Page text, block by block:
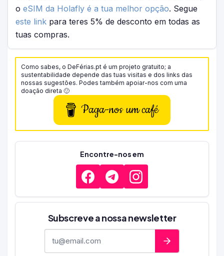
o eSIM da Holafly é a tua melhor opção. Segue
este link para teres 5% de desconto em todas as
tuas compras.
Como sabes, o DeFérias.pt é um projeto gratuito; a
sustentabilidade depende das tuas visitas e dos links das
nossas sugestões. Podes também apoiar-nos com uma
doação direta 🙂
Paga-nos um café
Encontre-nos em
Subscreve a nossa newsletter